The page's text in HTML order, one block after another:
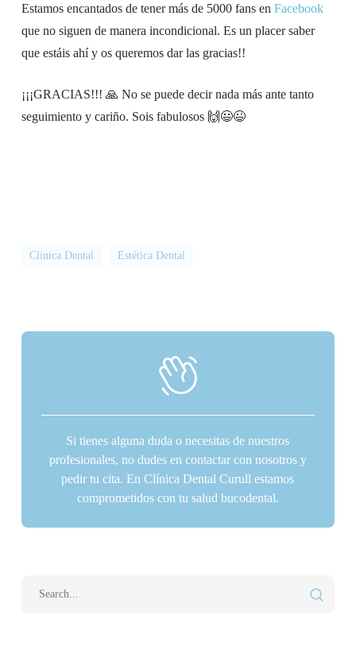
Estamos encantados de tener más de 5000 fans en Facebook
que no siguen de manera incondicional. Es un placer saber
que estáis ahí y os queremos dar las gracias!!
¡¡¡GRACIAS!!! 🙏 No se puede decir nada más ante tanto
seguimiento y cariño. Sois fabulosos 🙌😃😉
Clinica Dental Estética Dental
Si tienes alguna duda o necesitas de nuestros
profesionales, no dudes en contactar con nosotros y
pedir tu cita. En Clínica Dental Curull estamos
comprometidos con tu salud bucodental.